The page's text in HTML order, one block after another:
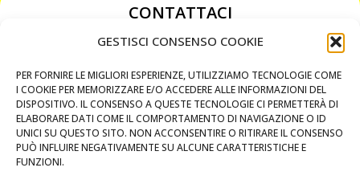
GESTISCI CONSENSO COOKIE
PER FORNIRE LE MIGLIORI ESPERIENZE, UTILIZZIAMO TECNOLOGIE COME
I COOKIE PER MEMORIZZARE E/O ACCEDERE ALLE INFORMAZIONI DEL
DISPOSITIVO. IL CONSENSO A QUESTE TECNOLOGIE CI PERMETTERÀ DI
ELABORARE DATI COME IL COMPORTAMENTO DI NAVIGAZIONE O ID
UNICI SU QUESTO SITO. NON ACCONSENTIRE O RITIRARE IL CONSENSO
PUÒ INFLUIRE NEGATIVAMENTE SU ALCUNE CARATTERISTICHE E
FUNZIONI.
CONTATTACI
349 3863811
chiavicodificate@gmail.com
Privacy Policy
Cookie Policy